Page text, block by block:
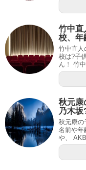
竹中直
校、年
竹中直人
校は?子
ん！ 竹
秋元康
乃木
秋元康の
名前や年
や、